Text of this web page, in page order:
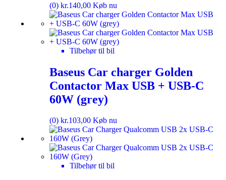
(0) kr.140,00 Køb nu
Tilbehør til bil
Baseus Car charger Golden
Contactor Max USB + USB-C
60W (grey)
(0) kr.103,00 Køb nu
Tilbehør til bil